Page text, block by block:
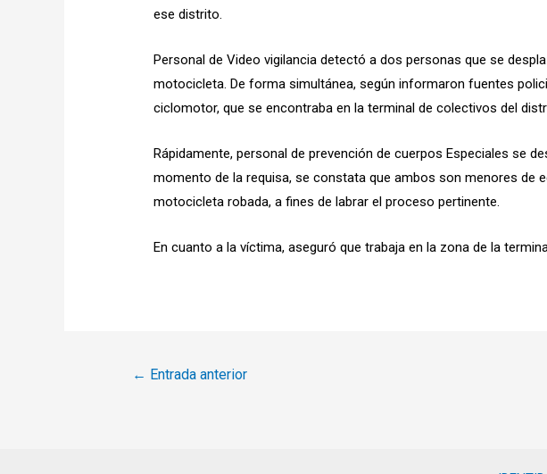
ese distrito.
Personal de Video vigilancia detectó a dos personas que se
motocicleta. De forma simultánea, según informaron fuentes
ciclomotor, que se encontraba en la terminal de colectivos del
Rápidamente, personal de prevención de cuerpos Especiales se
momento de la requisa, se constata que ambos son menores de
motocicleta robada, a fines de labrar el proceso pertinente.
En cuanto a la víctima, aseguró que trabaja en la zona de la
Navegación
← Entrada anterior